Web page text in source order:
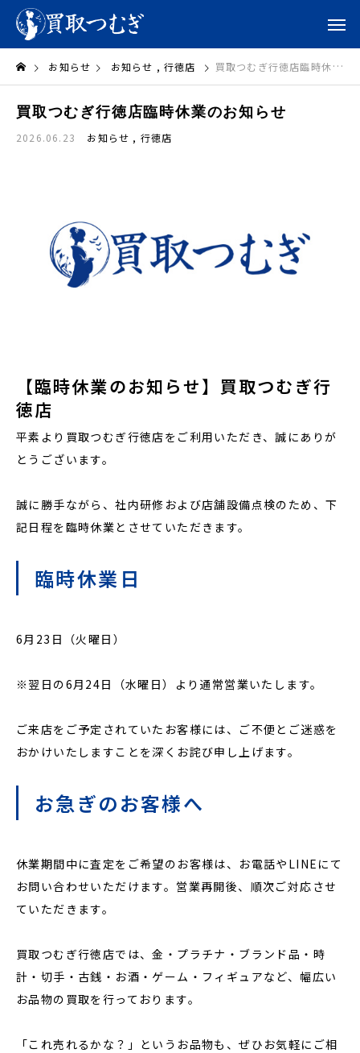
お知らせ お知らせ 行徳店 買取つむぎ行徳店臨時休業のお知らせ
買取つむぎ行徳店臨時休業のお知らせ
2026.06.23 お知らせ 行徳店
【臨時休業のお知らせ】買取つむぎ行
徳店
平素より買取つむぎ行徳店をご利用いただき、誠にありが
とうございます。
誠に勝手ながら、社内研修および店舗設備点検のため、下
記日程を臨時休業とさせていただきます。
臨時休業日
6月23日（火曜日）
※翌日の6月24日（水曜日）より通常営業いたします。
ご来店をご予定されていたお客様には、ご不便とご迷惑を
おかけいたしますことを深くお詫び申し上げます。
お急ぎのお客様へ
休業期間中に査定をご希望のお客様は、お電話やLINEにて
お問い合わせいただけます。営業再開後、順次ご対応させ
ていただきます。
買取つむぎ行徳店では、金・プラチナ・ブランド品・時
計・切手・古銭・お酒・ゲーム・フィギュアなど、幅広い
お品物の買取を行っております。
「これ売れるかな？」というお品物も、ぜひお気軽にご相